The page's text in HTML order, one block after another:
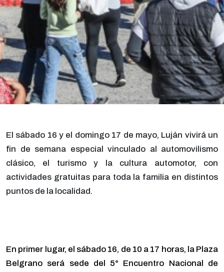
El sábado 16 y el domingo 17 de mayo, Luján vivirá un
fin de semana especial vinculado al automovilismo
clásico, el turismo y la cultura automotor, con
actividades gratuitas para toda la familia en distintos
puntos de la localidad.
En primer lugar, el sábado 16, de 10 a 17 horas, la Plaza
Belgrano será sede del 5° Encuentro Nacional de